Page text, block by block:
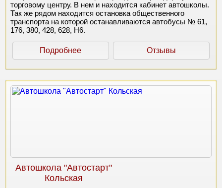
торговому центру. В нем и находится кабинет автошколы.
Так же рядом находится остановка общественного
транспорта на которой останавливаются автобусы № 61,
176, 380, 428, 628, Н6.
Подробнее Отзывы
Автошкола "Автостарт"
Кольская